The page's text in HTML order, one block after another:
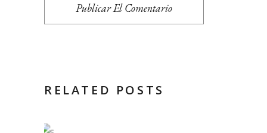
Publicar El Comentario
RELATED POSTS